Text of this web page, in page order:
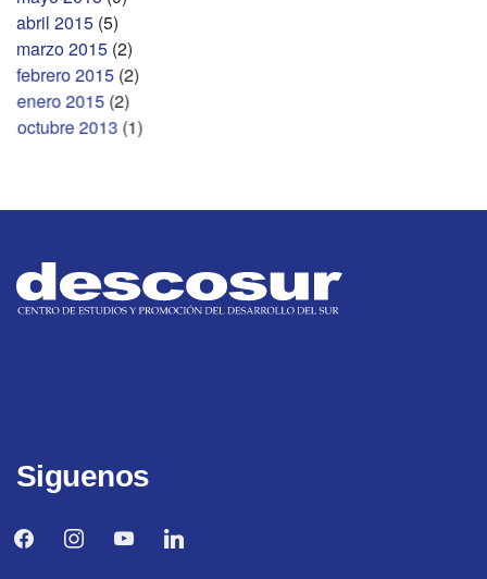
abril 2015 (5)
marzo 2015 (2)
febrero 2015 (2)
enero 2015 (2)
octubre 2013 (1)
Siguenos
facebookinstagramyoutubelinkedin